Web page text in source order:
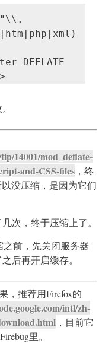
"\\.
DEFLATE
14001/mod_deflate-
and-CSS-files ，终
没压缩，是因为它们
次，终于压缩上了。
前，先关闭服务器
后再开启缓存。
，推荐用Firefox的
intl/zh-
，目前它
里。